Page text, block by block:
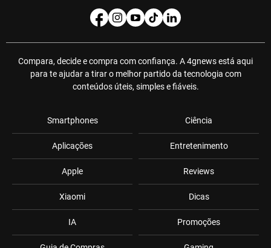
Compara, decide e compra com confiança. A 4gnews está aqui
para te ajudar a tirar o melhor partido da tecnologia com
conteúdos úteis, simples e fiáveis.
Smartphones
Aplicações
Apple
Xiaomi
IA
Ciência
Entretenimento
Reviews
Dicas
Promoções